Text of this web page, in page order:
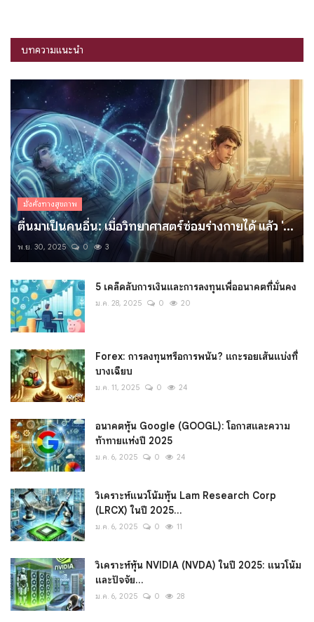
บทความแนะนำ
มั่งคั่งทางสุขภาพ
ตื่นมาเป็นคนอื่น: เมื่อวิทยาศาสตร์ซ่อมร่างกายได้ แล้ว '...
พ.ย. 30, 2025 0 3
5 เคล็ดลับการเงินและการลงทุนเพื่ออนาคตที่มั่นคง
ม.ค. 28, 2025 0 20
Forex: การลงทุนหรือการพนัน? แกะรอยเส้นแบ่งที่
บางเฉียบ
ม.ค. 11, 2025 0 24
อนาคตหุ้น Google (GOOGL): โอกาสและความ
ท้าทายแห่งปี 2025
ม.ค. 6, 2025 0 24
วิเคราะห์แนวโน้มหุ้น Lam Research Corp
(LRCX) ในปี 2025...
ม.ค. 6, 2025 0 11
วิเคราะห์หุ้น NVIDIA (NVDA) ในปี 2025: แนวโน้ม
และปัจจัย...
ม.ค. 6, 2025 0 28